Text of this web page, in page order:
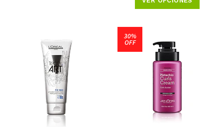
30%
OFF